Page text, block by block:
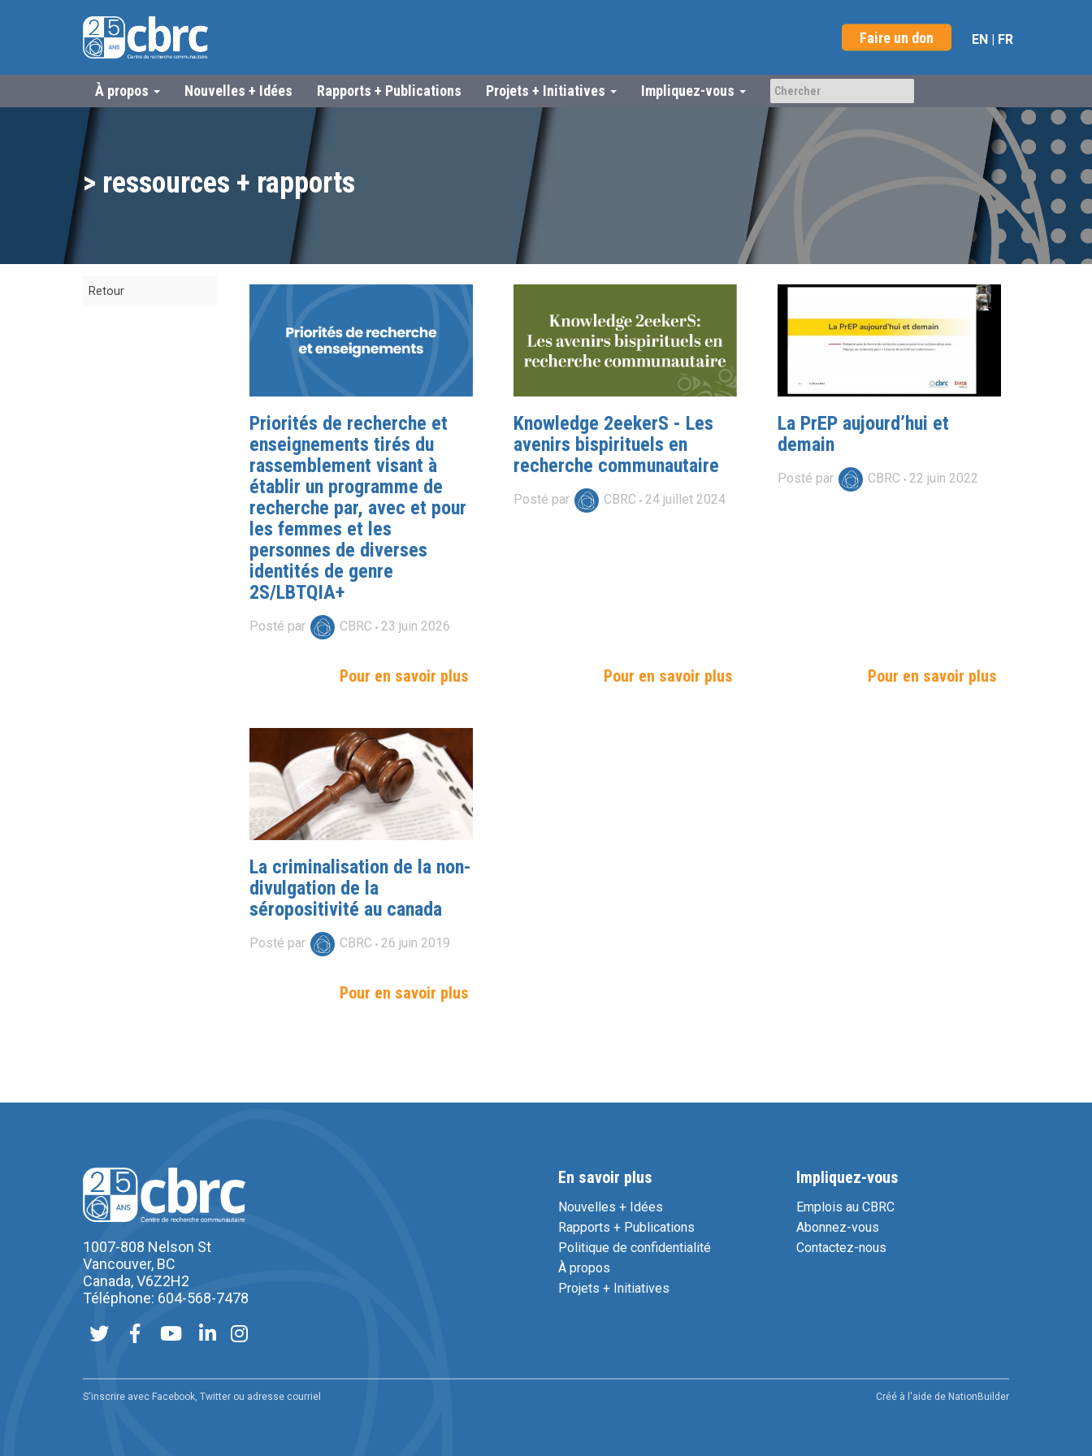
Faire un don EN | FR
À propos Nouvelles + Idées Rapports + Publications Projets + Initiatives Impliquez-vous
> ressources + rapports
Retour
Priorités de recherche et
enseignements tirés du
rassemblement visant à
établir un programme de
recherche par, avec et pour
les femmes et les
personnes de diverses
identités de genre
2S/LBTQIA+
Posté par CBRC 23 juin 2026
Pour en savoir plus
Knowledge 2eekerS - Les
avenirs bispirituels en
recherche communautaire
Posté par CBRC 24 juillet2024
Pour en savoir plus
La PrEP aujourd’hui et
demain
Posté par CBRC 22 juin 2022
Pour en savoir plus
La criminalisation de la non-
divulgation de la
séropositivité au canada
Posté par CBRC 26 juin 2019
Pour en savoir plus
1007-808 Nelson St
Vancouver, BC
Canada, V6Z2H2
Téléphone: 604-568-7478
En savoir plus
Nouvelles + Idées
Rapports + Publications
Politique de confidentialité
À propos
Projets + Initiatives
Impliquez-vous
Emplois au CBRC
Abonnez-vous
Contactez-nous
S'inscrire avec Facebook, Twitter ou adresse courriel Créé à l'aide de NationBuilder